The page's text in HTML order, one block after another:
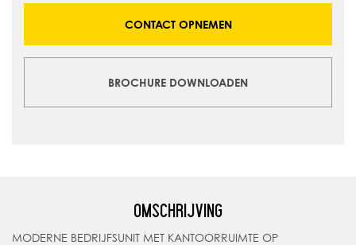
CONTACT OPNEMEN
BROCHURE DOWNLOADEN
OMSCHRIJVING
MODERNE BEDRIJFSUNIT MET KANTOORRUIMTE OP